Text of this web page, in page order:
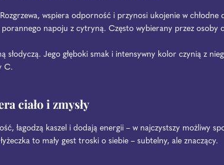
wspiera odporność i przynosi ukojenie w chłodne
napoju z cytryną. Często wybierany przez osoby
Jego głęboki smak i intensywny kolor czynią z
C.
ciało i zmysły
łagodzą kaszel i dodają energii – w najczystszy możliwy
to mały gest troski o siebie – subtelny, ale znaczący.